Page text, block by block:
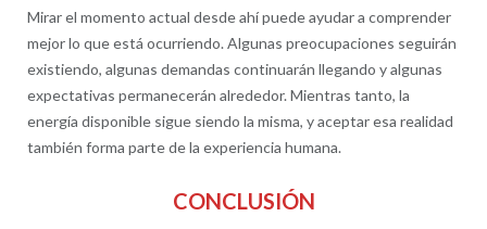
Mirar el momento actual desde ahí puede ayudar a comprender
mejor lo que está ocurriendo. Algunas preocupaciones seguirán
existiendo, algunas demandas continuarán llegando y algunas
expectativas permanecerán alrededor. Mientras tanto, la
energía disponible sigue siendo la misma, y aceptar esa realidad
también forma parte de la experiencia humana.
CONCLUSIÓN